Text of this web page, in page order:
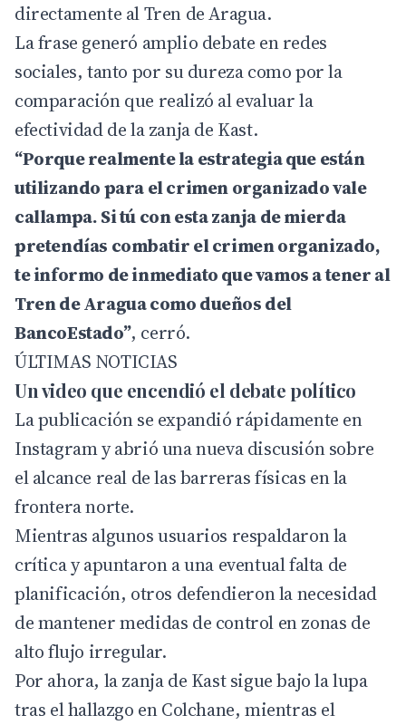
directamente al Tren de Aragua.
La frase generó amplio debate en redes
sociales, tanto por su dureza como por la
comparación que realizó al evaluar la
efectividad de la zanja de Kast.
“Porque realmente la estrategia que están
utilizando para el crimen organizado vale
callampa. Si tú con esta zanja de mierda
pretendías combatir el crimen organizado,
te informo de inmediato que vamos a tener al
Tren de Aragua como dueños del
BancoEstado”, cerró.
ÚLTIMAS NOTICIAS
Un video que encendió el debate político
La publicación se expandió rápidamente en
Instagram y abrió una nueva discusión sobre
el alcance real de las barreras físicas en la
frontera norte.
Mientras algunos usuarios respaldaron la
crítica y apuntaron a una eventual falta de
planificación, otros defendieron la necesidad
de mantener medidas de control en zonas de
alto flujo irregular.
Por ahora, la zanja de Kast sigue bajo la lupa
tras el hallazgo en Colchane, mientras el